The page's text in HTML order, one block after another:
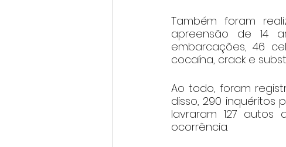
Também foram
apreensão de 14
embarcações, 46
cocaína, crack e
Ao todo, foram
disso, 290 inquéritos
lavraram 127
ocorrência.